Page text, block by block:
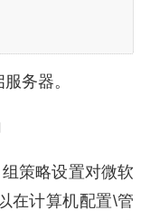
务器。
策略设置对微软
在计算机配置\管